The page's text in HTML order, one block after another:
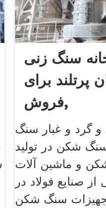
سنگ زنی
پرتلند برای
فروش,
و گرد و غبار سنگ
شکن در تولید
و ماشین آلات
صنایع فولاد در
سنگ شکن